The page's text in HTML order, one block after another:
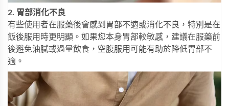
2. 胃部消化不良
有些使用者在服藥後會感到胃部不適或消化不良，特別是在
飯後服用時更明顯。如果您本身胃部較敏感，建議在服藥前
後避免油膩或過量飲食，空腹服用可能有助於降低胃部不
適。